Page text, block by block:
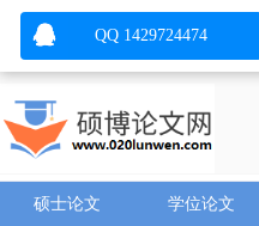
硕士论文 学位论文
QQ 1429724474